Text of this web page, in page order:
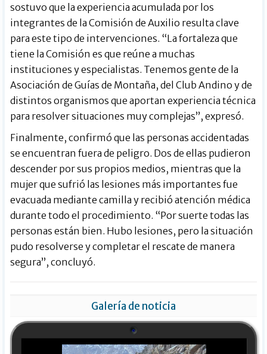
sostuvo que la experiencia acumulada por los
integrantes de la Comisión de Auxilio resulta clave
para este tipo de intervenciones. “La fortaleza que
tiene la Comisión es que reúne a muchas
instituciones y especialistas. Tenemos gente de la
Asociación de Guías de Montaña, del Club Andino y de
distintos organismos que aportan experiencia técnica
para resolver situaciones muy complejas”, expresó.
Finalmente, confirmó que las personas accidentadas
se encuentran fuera de peligro. Dos de ellas pudieron
descender por sus propios medios, mientras que la
mujer que sufrió las lesiones más importantes fue
evacuada mediante camilla y recibió atención médica
durante todo el procedimiento. “Por suerte todas las
personas están bien. Hubo lesiones, pero la situación
pudo resolverse y completar el rescate de manera
segura”, concluyó.
Galería de noticia